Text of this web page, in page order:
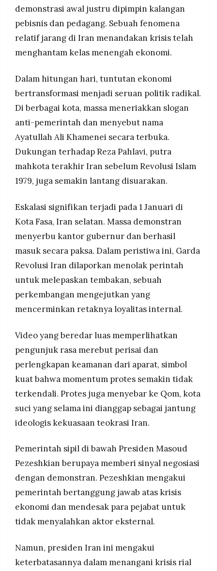
demonstrasi awal justru dipimpin kalangan
pebisnis dan pedagang. Sebuah fenomena
relatif jarang di Iran menandakan krisis telah
menghantam kelas menengah ekonomi.
Dalam hitungan hari, tuntutan ekonomi
bertransformasi menjadi seruan politik radikal.
Di berbagai kota, massa meneriakkan slogan
anti-pemerintah dan menyebut nama
Ayatullah Ali Khamenei secara terbuka.
Dukungan terhadap Reza Pahlavi, putra
mahkota terakhir Iran sebelum Revolusi Islam
1979, juga semakin lantang disuarakan.
Eskalasi signifikan terjadi pada 1 Januari di
Kota Fasa, Iran selatan. Massa demonstran
menyerbu kantor gubernur dan berhasil
masuk secara paksa. Dalam peristiwa ini, Garda
Revolusi Iran dilaporkan menolak perintah
untuk melepaskan tembakan, sebuah
perkembangan mengejutkan yang
mencerminkan retaknya loyalitas internal.
Video yang beredar luas memperlihatkan
pengunjuk rasa merebut perisai dan
perlengkapan keamanan dari aparat, simbol
kuat bahwa momentum protes semakin tidak
terkendali. Protes juga menyebar ke Qom, kota
suci yang selama ini dianggap sebagai jantung
ideologis kekuasaan teokrasi Iran.
Pemerintah sipil di bawah Presiden Masoud
Pezeshkian berupaya memberi sinyal negosiasi
dengan demonstran. Pezeshkian mengakui
pemerintah bertanggung jawab atas krisis
ekonomi dan mendesak para pejabat untuk
tidak menyalahkan aktor eksternal.
Namun, presiden Iran ini mengakui
keterbatasannya dalam menangani krisis rial